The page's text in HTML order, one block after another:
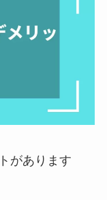
があります